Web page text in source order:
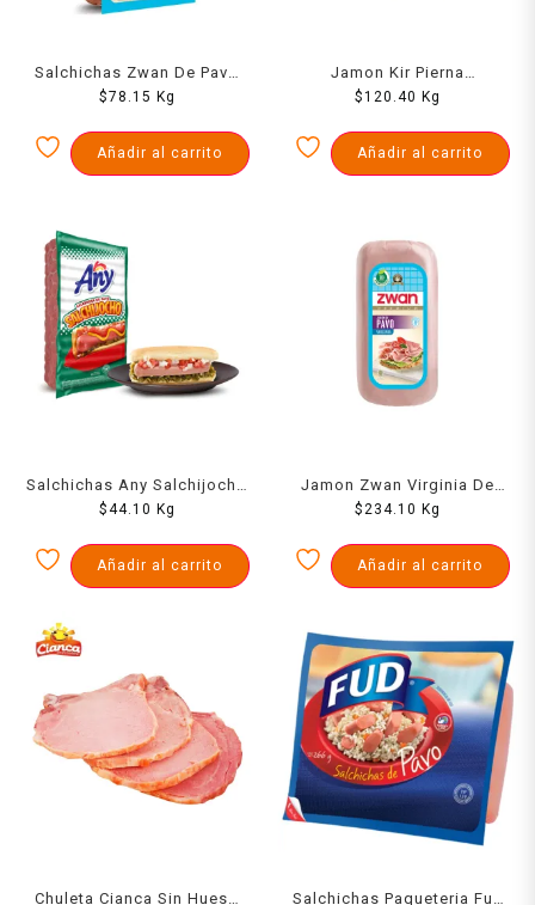
Salchichas Zwan De Pavo
1000 Grs
$78.15 Kg
Añadir al carrito
Jamon Kir Pierna
Tradicional 1000Gr
$120.40 Kg
Añadir al carrito
Salchichas Any Salchijocho
1000 Grs
$44.10 Kg
Añadir al carrito
Jamon Zwan Virginia De
Pavo 1000 Grs
$234.10 Kg
Añadir al carrito
Chuleta Cianca Sin Hueso
Salchichas Paqueteria Fud